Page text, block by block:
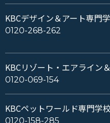
KBCデザイン＆アート専門
0120-268-262
KBCリゾート・エアライン
0120-069-154
KBCペットワールド専門学校
0120-158-285